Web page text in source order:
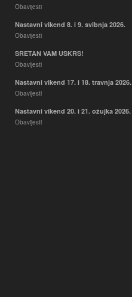
Obavijesti
Nastavni vikend 8. i 9. svibnja 2026.
Obavijesti
SRETAN VAM USKRS!
Obavijesti
Nastavni vikend 17. i 18. travnja 2026.
Obavijesti
Nastavni vikend 20. i 21. ožujka 2026.
Obavijesti